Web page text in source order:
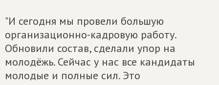
"И сегодня мы провели большую
организационно-кадровую работу.
Обновили состав, сделали упор на
молодёжь. Сейчас у нас все кандидаты
молодые и полные сил. Это